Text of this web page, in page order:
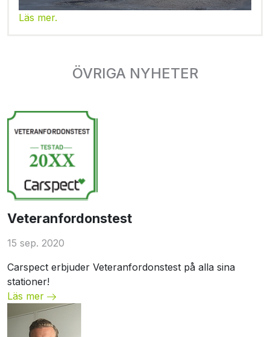
Läs mer.
ÖVRIGA NYHETER
Veteranfordonstest
15 sep. 2020
Carspect erbjuder Veteranfordonstest på alla sina
stationer!
Läs mer